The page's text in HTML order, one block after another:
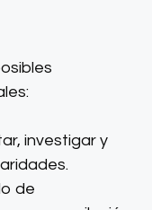
investigar y
de